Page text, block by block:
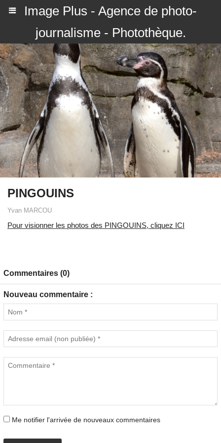
Image Plus - Agence de photo-
journalisme - Photothèque.
PINGOUINS
Yvan MARCOU
Pour visionner les photos des PINGOUINS, cliquez ICI
Commentaires (0)
Nouveau commentaire :
Me notifier l'arrivée de nouveaux commentaires